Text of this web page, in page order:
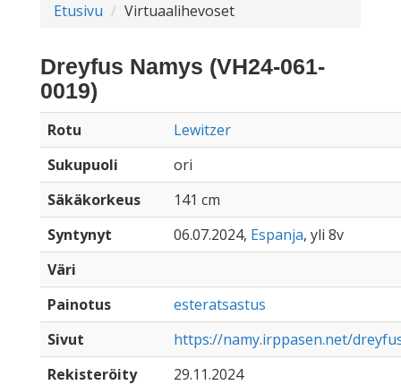
Etusivu Virtuaalihevoset
Dreyfus Namys (VH24-061-
0019)
Rotu
Lewitzer
Sukupuoli
ori
Säkäkorkeus
141 cm
Syntynyt
06.07.2024, Espanja, yli 8v
Väri
Painotus
esteratsastus
Sivut
https://namy.irppasen.net/
Rekisteröity
29.11.2024